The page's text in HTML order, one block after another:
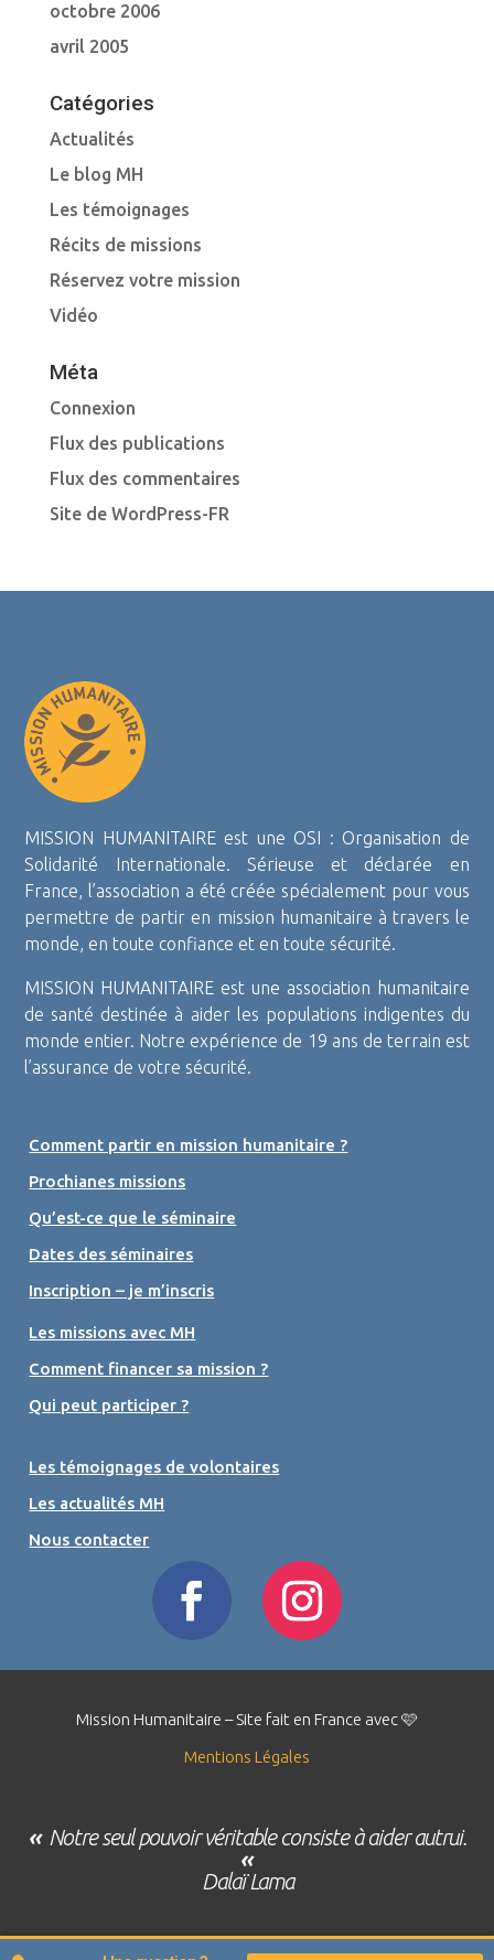
octobre 2006
avril 2005
Catégories
Actualités
Le blog MH
Les témoignages
Récits de missions
Réservez votre mission
Vidéo
Méta
Connexion
Flux des publications
Flux des commentaires
Site de WordPress-FR
MISSION HUMANITAIRE est une OSI : Organisation de
Solidarité Internationale. Sérieuse et déclarée en
France, l’association a été créée spécialement pour vous
permettre de partir en mission humanitaire à travers le
monde, en toute confiance et en toute sécurité.
MISSION HUMANITAIRE est une association humanitaire
de santé destinée à aider les populations indigentes du
monde entier. Notre expérience de 19 ans de terrain est
l’assurance de votre sécurité.
Comment partir en mission humanitaire ?
Prochianes missions
Qu’est-ce que le séminaire
Dates des séminaires
Inscription – je m’inscris
Les missions avec MH
Comment financer sa mission ?
Qui peut participer ?
Les témoignages de volontaires
Les actualités MH
Nous contacter
Mission Humanitaire – Site fait en France avec 🩷
Mentions Légales
« Notre seul pouvoir véritable consiste à aider autrui.
«
Dalaï Lama